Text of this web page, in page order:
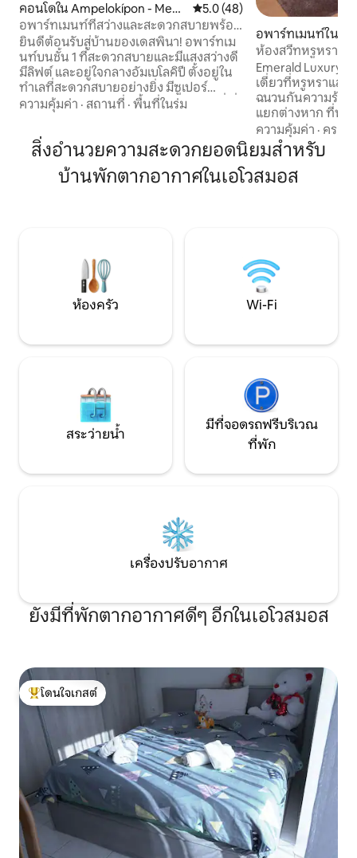
คอนโดใน Ampelokípon - Mene
ménis
คะแนนเฉลี่ย 5.0 จาก 5, 48 รีวิว
5.0 (48)
อพาร์ทเมนท์ที่สว่างและสะดวกสบายพร้อม
ระเบียงสำหรับ 2 คน
ยินดีต้อนรับสู่บ้านของเดสพินา! อพาร์ทเม
นท์บนชั้น 1 ที่สะดวกสบายและมีแสงสว่างดี
มีลิฟต์ และอยู่ใจกลางอัมเบโลคิปี ตั้งอยู่ใน
ทำเลที่สะดวกสบายอย่างยิ่ง มีซูเปอร์
มาร์เก็ต ตลาด ร้านกาแฟ จุดรับรถแท็กซี่ ที่
คุณมีทุกสิ่งที่ต้องการอยู่ใกล้ๆ นอกจากนี้
ยังมีที่จอดรถฟรีในบริเวณนั้นด้วย อพาร์ท
เมนท์นี้เป็นตัวเลือกที่เหมาะสำหรับคู่รักหรือ
นักเดินทางที่ต้องการพื้นที่ที่สะดวกสบาย
ความคุ้มค่า · สถานที่ · พื้นที่ในร่ม
อพาร์ทเมนท์ใน เอ
ห้องสวีทหรูหราเอ
Emerald Luxury
เดี่ยวที่หรูหราและ
ฉนวนกันความร้อน
แยกต่างหาก ที่พัก
เทสซาโลนิกิห่างจา
ฟุตและห่างจากถน
ย่านนี้เงียบและเขี
ความสะดวกครบค
สะดวกสบายและ
ความคุ้มค่า · ครอบ
สิ่งอำนวยความสะดวกยอดนิยมสำหรับ
บ้านพักตากอากาศในเอโวสมอส
ห้องครัว Wi-Fi
สระว่ายน้ำ
มีที่จอดรถฟรีบริเวณ
ที่พัก
เครื่องปรับอากาศ
ยังมีที่พักตากอากาศดีๆ อีกในเอโวสมอส
โดนใจเกสต์ที่สุด
โดนใจเกสต์